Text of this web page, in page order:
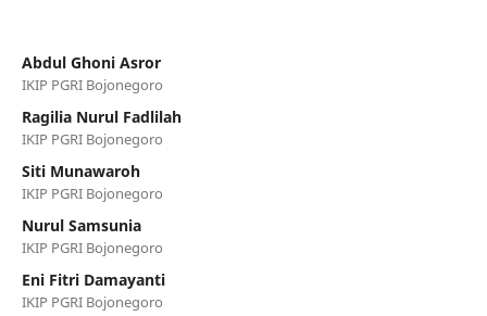
Abdul Ghoni Asror
IKIP PGRI Bojonegoro
Ragilia Nurul Fadlilah
IKIP PGRI Bojonegoro
Siti Munawaroh
IKIP PGRI Bojonegoro
Nurul Samsunia
IKIP PGRI Bojonegoro
Eni Fitri Damayanti
IKIP PGRI Bojonegoro